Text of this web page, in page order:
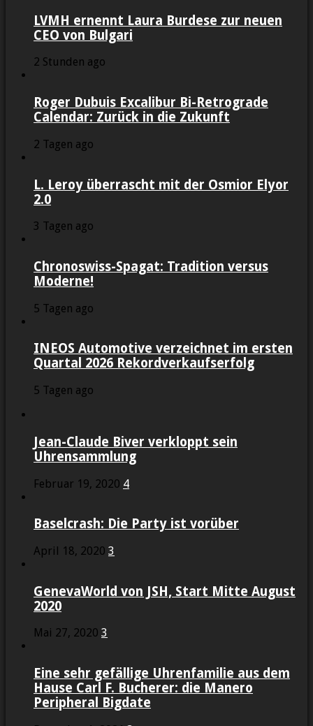
LVMH ernennt Laura Burdese zur neuen
CEO von Bulgari
2 Stunden ago
Roger Dubuis Excalibur Bi-Retrograde
Calendar: Zurück in die Zukunft
2 Tagen ago
L. Leroy überrascht mit der Osmior Elyor
2.0
3 Tagen ago
Chronoswiss-Spagat: Tradition versus
Moderne!
5 Tagen ago
INEOS Automotive verzeichnet im ersten
Quartal 2026 Rekordverkaufserfolg
5 Tagen ago
Jean-Claude Biver verkloppt sein
Uhrensammlung
Februar 19, 2020 4
Baselcrash: Die Party ist vorüber
April 18, 2020 3
GenevaWorld von JSH, Start Mitte August
2020
Mai 27, 2020 3
Eine sehr gefällige Uhrenfamilie aus dem
Hause Carl F. Bucherer: die Manero
Peripheral Bigdate